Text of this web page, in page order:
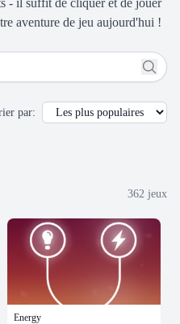
- il suffit de cliquer et de jouer
aventure de jeu aujourd'hui !
par:
362 jeux
Energy